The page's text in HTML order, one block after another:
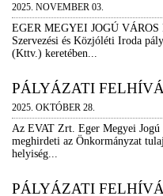
2025. NOVEMBER 03.
EGER MEGYEI JOGÚ
Szervezési és Közjóléti Iroda
(Kttv.) keretében...
PÁLYÁZATI
2025. OKTÓBER 28.
Az EVAT Zrt. Eger Megyei Jogú
meghirdeti az Önkormányzat
helyiség...
PÁLYÁZATI